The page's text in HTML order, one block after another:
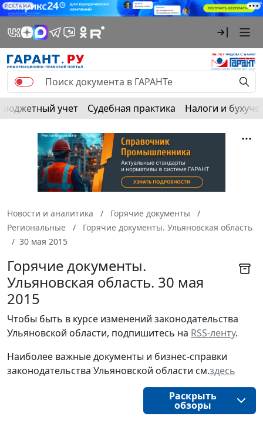
РЕКЛАМА
Бюджетный учет Судебная практика Налоги и
Новости и аналитика
Горячие документы
Региональные
Горячие документы. Ульяновская область
30 мая 2015
Горячие документы.
Ульяновская область. 30 мая
2015
Чтобы быть в курсе изменений законодательства
Ульяновской области, подпишитесь на RSS-ленту.
Наиболее важные документы и бизнес-справки
законодательства Ульяновской области см.здесь
Раскрыть
обзоры